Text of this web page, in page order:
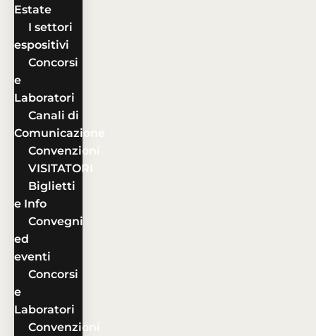
Estate
I settori
espositivi
Concorsi
e
Laboratori
Canali di
Comunicazione
Convenzioni
VISITATORI
Biglietti
e Info
Convegni
ed
eventi
Concorsi
e
Laboratori
Convenzioni